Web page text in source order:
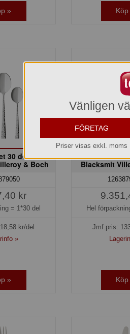
» Köp
30 delar
& Boch
kr
= 1*30 del
kr/del
»
»
Blacksmit
Hel
Jmf.pris:
Köp
Vänligen
FÖRETAG
Priser visas exkl. moms